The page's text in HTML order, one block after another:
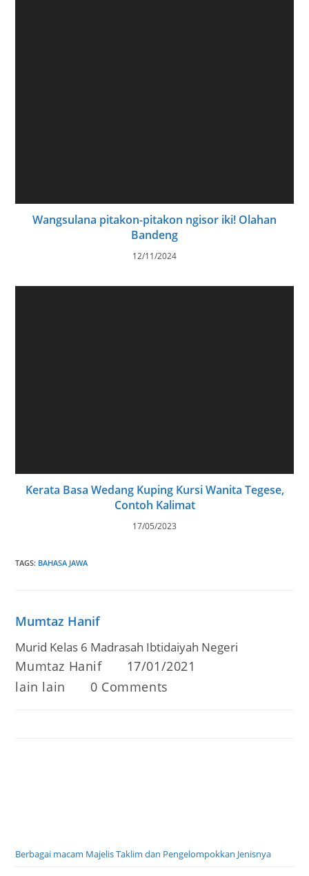
Wangsulana pitakon-pitakon ngisor iki! Olahan
Bandeng
12/11/2024
Kerata Basa Wedang Kuping Kursi Wanita Tegese,
Contoh Kalimat
17/05/2023
TAGS: BAHASA JAWA
Mumtaz Hanif
Murid Kelas 6 Madrasah Ibtidaiyah Negeri
Post
Mumtaz Hanif
Post
17/01/2021
Post
lain lain
Post
0 Comments
Berbagai macam Majelis Taklim dan Pengelompokkan Jenisnya